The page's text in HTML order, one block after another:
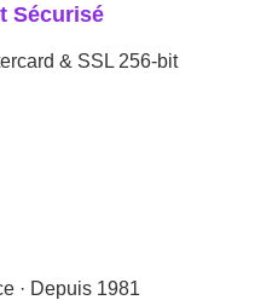
Sécurisé
& SSL 256-bit
· Depuis 1981